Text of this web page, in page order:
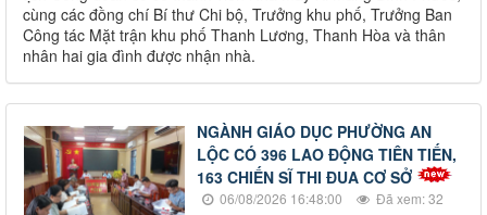
cùng các đồng chí Bí thư Chi bộ, Trưởng khu phố, Trưởng Ban
Công tác Mặt trận khu phố Thanh Lương, Thanh Hòa và thân
nhân hai gia đình được nhận nhà.
NGÀNH GIÁO DỤC PHƯỜNG AN
LỘC CÓ 396 LAO ĐỘNG TIÊN TIẾN,
163 CHIẾN SĨ THI ĐUA CƠ SỞ
06/08/2026 16:48:00 Đã xem: 32